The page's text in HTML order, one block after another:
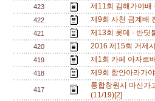
423 제11회 김해가야
422 제9회 사천 금계배
421 제13회 롯데 · 반
420 2016 제15회 거제
419 제1회 카페 아자르
418 제9회 함안아라가
417
통합창원시 마산가
(11/19)[2]